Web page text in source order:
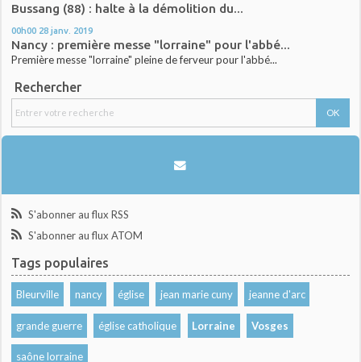
Bussang (88) : halte à la démolition du...
00h00 28 janv. 2019
Nancy : première messe "lorraine" pour l'abbé...
Première messe "lorraine" pleine de ferveur pour l'abbé...
Rechercher
S'abonner au flux RSS
S'abonner au flux ATOM
Tags populaires
Bleurville nancy église jean marie cuny jeanne d'arc
grande guerre église catholique Lorraine Vosges
saône lorraine